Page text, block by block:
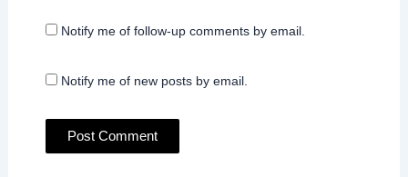
Notify me of follow-up comments by email.
Notify me of new posts by email.